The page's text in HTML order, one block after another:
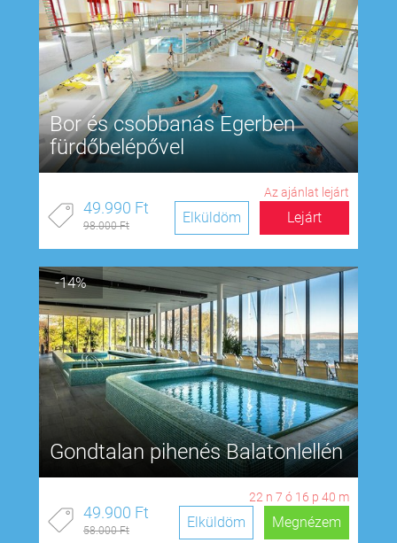
Bor és csobbanás Egerben
fürdőbelépővel
Az ajánlat lejárt
49.990 Ft
98.000 Ft Lejárt
Elküldöm
-14%
Gondtalan pihenés Balatonlellén
22 n 7 ó 16 p 39 m
49.900 Ft
58.000 Ft Megnézem
Elküldöm